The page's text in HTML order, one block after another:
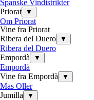
Spanske Vindistrikter
Priorat
▼
Om Priorat
Vine fra Priorat
Ribera del Duero
▼
Ribera del Duero
Empordà
▼
Empordà
Vine fra Empordà
▼
Mas Oller
Jumilla
▼